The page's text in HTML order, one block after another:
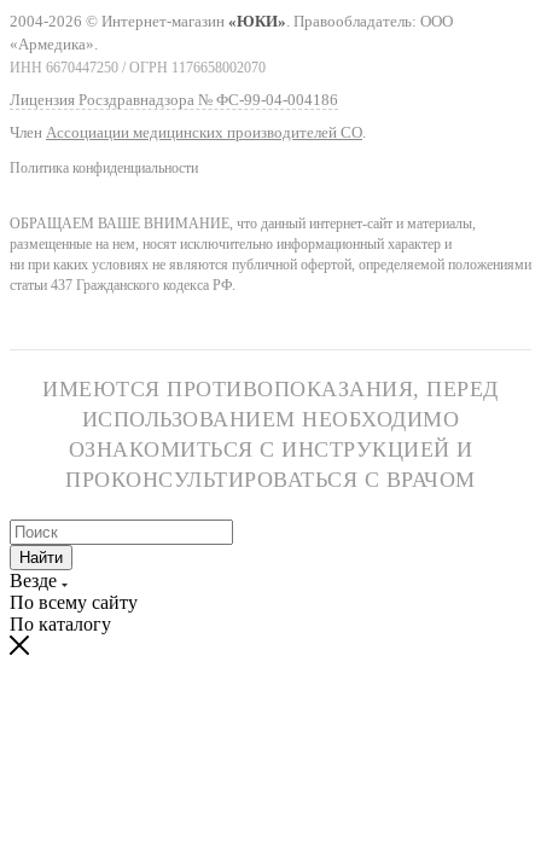
2004-2026 © Интернет-магазин «ЮКИ». Правообладатель: ООО
«Армедика».
ИНН 6670447250 / ОГРН 1176658002070
Лицензия Росздравнадзора № ФС-99-04-004186
Член Ассоциации медицинских производителей СО.
Политика конфиденциальности
ОБРАЩАЕМ ВАШЕ ВНИМАНИЕ, что данный интернет-сайт и материалы,
размещенные на нем, носят исключительно информационный характер и
ни при каких условиях не являются публичной офертой, определяемой положениями
статьи 437 Гражданского кодекса РФ.
ИМЕЮТСЯ ПРОТИВОПОКАЗАНИЯ, ПЕРЕД
ИСПОЛЬЗОВАНИЕМ НЕОБХОДИМО
ОЗНАКОМИТЬСЯ С ИНСТРУКЦИЕЙ И
ПРОКОНСУЛЬТИРОВАТЬСЯ С ВРАЧОМ
Найти
Везде
По всему сайту
По каталогу